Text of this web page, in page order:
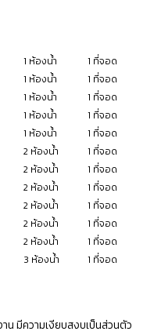
1 ห้องน้ำ
1 ที่จอด
1 ห้องน้ำ
1 ที่จอด
1 ห้องน้ำ
1 ที่จอด
1 ห้องน้ำ
1 ที่จอด
1 ห้องน้ำ
1 ที่จอด
2 ห้องน้ำ
1 ที่จอด
2 ห้องน้ำ
1 ที่จอด
2 ห้องน้ำ
1 ที่จอด
2 ห้องน้ำ
1 ที่จอด
2 ห้องน้ำ
1 ที่จอด
2 ห้องน้ำ
1 ที่จอด
3 ห้องน้ำ 1 ที่จอด
น มีความเงียบสงบเป็นส่วนตัว